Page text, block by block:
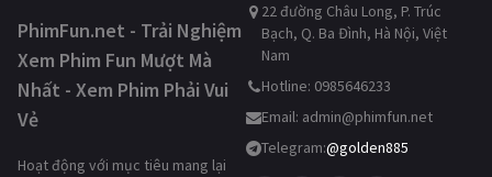
PhimFun.net - Trải Nghiệm
Xem Phim Fun Mượt Mà
Nhất - Xem Phim Phải Vui
Vẻ
Hoạt động với mục tiêu mang lại
22 đường Châu Long, P. Trúc
Bạch, Q. Ba Đình, Hà Nội, Việt
Nam
Hotline: 0985646233
Email: admin@phimfun.net
Telegram:@golden885